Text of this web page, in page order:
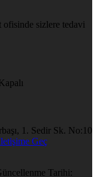
ofisinde sizlere tedavi
1. Sedir Sk. No:10
Geç
Tarihi: